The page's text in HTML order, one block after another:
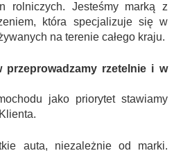
rolniczych. Jesteśmy marką z
która specjalizuje się w
na terenie całego kraju.
przeprowadzamy rzetelnie i w
jako priorytet stawiamy
auta, niezależnie od marki.